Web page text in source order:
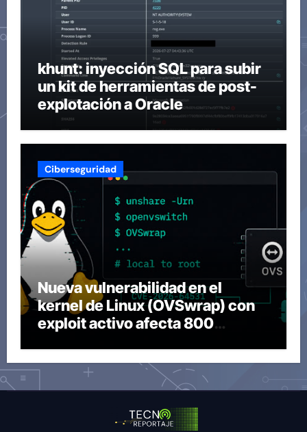
khunt: inyección SQL para subir
un kit de herramientas de post-
explotación a Oracle
Ciberseguridad
Nueva vulnerabilidad en el
kernel de Linux (OVSwrap) con
exploit activo afecta 800